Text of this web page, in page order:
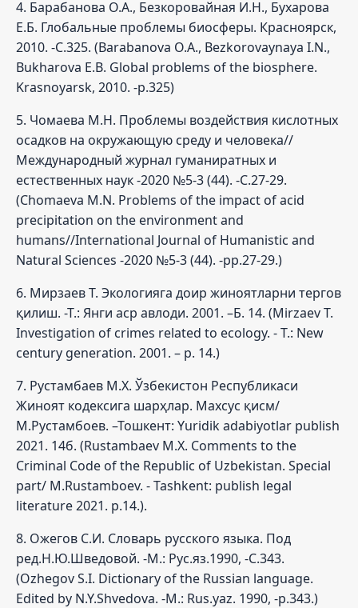
4. Барабанова О.А., Безкоровайная И.Н., Бухарова
Е.Б. Глобальные проблемы биосферы. Красноярск,
2010. -С.325. (Barabanova O.A., Bezkorovaynaya I.N.,
Bukharova E.B. Global problems of the biosphere.
Krasnoyarsk, 2010. -p.325)
5. Чомаева М.Н. Проблемы воздействия кислотных
осадков на окружающую среду и человека//
Международный журнал гуманиратных и
естественных наук -2020 №5-3 (44). -С.27-29.
(Chomaeva M.N. Problems of the impact of acid
precipitation on the environment and
humans//International Journal of Humanistic and
Natural Sciences -2020 №5-3 (44). -pp.27-29.)
6. Мирзаев Т. Экологияга доир жиноятларни тергов
қилиш. -Т.: Янги аср авлоди. 2001. –Б. 14. (Mirzaev T.
Investigation of crimes related to ecology. - T.: New
century generation. 2001. – p. 14.)
7. Рустамбаев М.Х. Ўзбекистон Республикаси
Жиноят кодексига шарҳлар. Махсус қисм/
М.Рустамбоев. –Тошкент: Yuridik adabiyotlar publish
2021. 14б. (Rustambaev M.X. Comments to the
Criminal Code of the Republic of Uzbekistan. Special
part/ M.Rustamboev. - Tashkent: publish legal
literature 2021. p.14.).
8. Ожегов С.И. Словарь русского языка. Под
ред.Н.Ю.Шведовой. -М.: Рус.яз.1990, -С.343.
(Ozhegov S.I. Dictionary of the Russian language.
Edited by N.Y.Shvedova. -M.: Rus.yaz. 1990, -p.343.)